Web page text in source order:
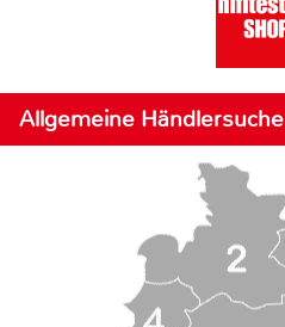
Allgemeine Händlersuche